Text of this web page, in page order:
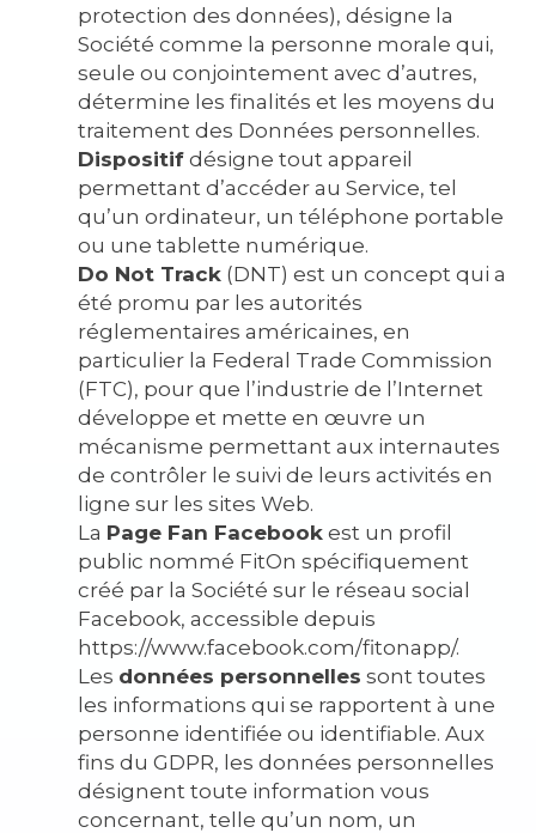
protection des données), désigne la
Société comme la personne morale qui,
seule ou conjointement avec d’autres,
détermine les finalités et les moyens du
traitement des Données personnelles.
Dispositif désigne tout appareil
permettant d’accéder au Service, tel
qu’un ordinateur, un téléphone portable
ou une tablette numérique.
Do Not Track (DNT) est un concept qui a
été promu par les autorités
réglementaires américaines, en
particulier la Federal Trade Commission
(FTC), pour que l’industrie de l’Internet
développe et mette en œuvre un
mécanisme permettant aux internautes
de contrôler le suivi de leurs activités en
ligne sur les sites Web.
La Page Fan Facebook est un profil
public nommé FitOn spécifiquement
créé par la Société sur le réseau social
Facebook, accessible depuis
https://www.facebook.com/fitonapp/.
Les données personnelles sont toutes
les informations qui se rapportent à une
personne identifiée ou identifiable. Aux
fins du GDPR, les données personnelles
désignent toute information vous
concernant, telle qu’un nom, un